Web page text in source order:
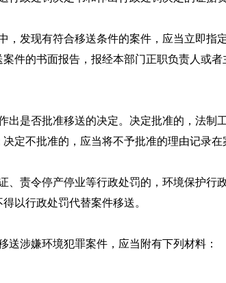
发现有符合移送条件的案件，应当立即指
件的书面报告，报经本部门正职负责人或
是否批准移送的决定。决定批准的，法制
定不批准的，应当将不予批准的理由记录在
责令停产停业等行政处罚的，环境保护行
以行政处罚代替案件移送。
涉嫌环境犯罪案件，应当附有下列材料：